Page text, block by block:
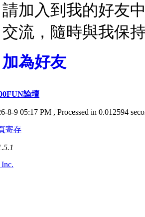
請加入到我的好友
交流，隨時與我保
加為好友
論壇
8-9 05:17 PM , Processed in 0.012594
寄存
Inc.